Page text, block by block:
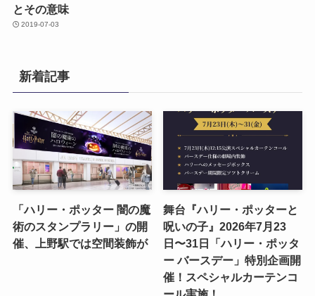
とその意味
2019-07-03
新着記事
「ハリー・ポッター 闇の魔
術のスタンプラリー」の開
催、上野駅では空間装飾が
舞台『ハリー・ポッターと
呪いの子』2026年7月23
日〜31日「ハリー・ポッタ
ー バースデー」特別企画開
催！スペシャルカーテンコ